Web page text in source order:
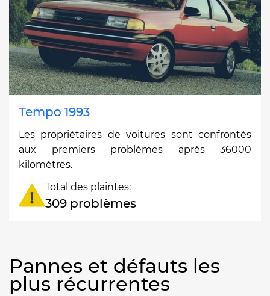
Tempo 1993
Les propriétaires de voitures sont confrontés
aux premiers problèmes après 36000
kilomètres.
Total des plaintes:
309 problèmes
Pannes et défauts les
plus récurrentes